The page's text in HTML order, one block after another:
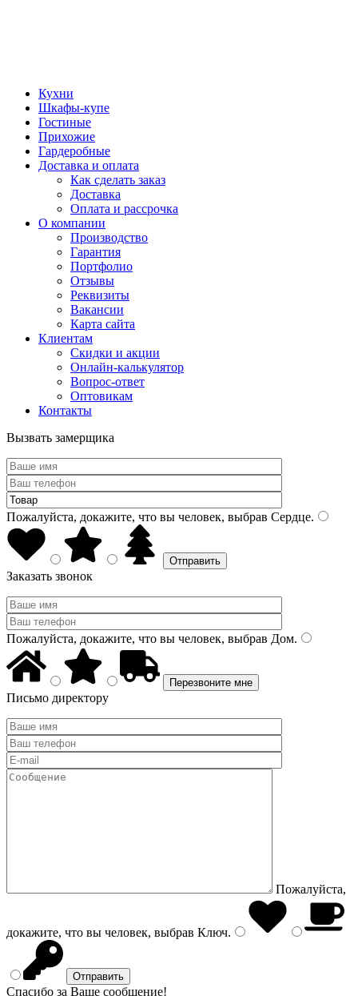
Кухни
Шкафы-купе
Гостиные
Прихожие
Гардеробные
Доставка и оплата
Как сделать заказ
Доставка
Оплата и рассрочка
О компании
Производство
Гарантия
Портфолио
Отзывы
Реквизиты
Вакансии
Карта сайта
Клиентам
Скидки и акции
Онлайн-калькулятор
Вопрос-ответ
Оптовикам
Контакты
Вызвать замерщика
Пожалуйста, докажите, что вы человек, выбрав Сердце.
Заказать звонок
Пожалуйста, докажите, что вы человек, выбрав Дом.
Письмо директору
Пожалуйста,
докажите, что вы человек, выбрав Ключ.
Спасибо за Ваше сообщение!